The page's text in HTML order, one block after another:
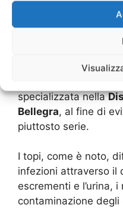
Nel momento in cui
nelle aree esterne,
specializzata nella
Bellegra, al fine di
piuttosto serie.
I topi, come è noto,
infezioni attraverso il
escrementi e l’urina,
contaminazione degli